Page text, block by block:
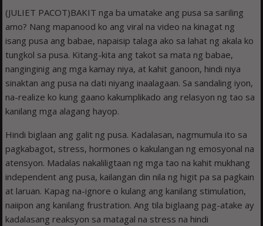
(JULIET PACOT)BAKIT nga ba umatake ang pusa sa sariling
amo? Nang mapanood ko ang viral na video na kinagat ng
isang pusa ang babae, napaisip talaga ako sa lahat ng akala ko
tungkol sa pusa. Kitang-kita ang takot sa mata ng babae,
nanginginig ang mga kamay niya, at kahit ganoon, hindi niya
sinaktan ang pusa na dati niyang inaalagaan. Sa sandaling iyon,
na-realize ko kung gaano kakumplikado ang relasyon ng tao sa
kanilang mga alagang hayop.
Hindi biglaan ang galit ng pusa. Kadalasan, nagmumula ito sa
pagkabagot, stress, hormones o kakulangan ng emosyonal na
atensyon. Madalas nakaliligtaan ng mga tao na kahit mukhang
independent ang pusa, kailangan din nila ng higit pa sa pagkain
at laruan. Kapag na-ignore o kulang ang kanilang stimulation,
naiipon ang kanilang frustration. Ang tila biglaang pag-atake ay
kadalasang reaksyon sa matagal na stress na hindi